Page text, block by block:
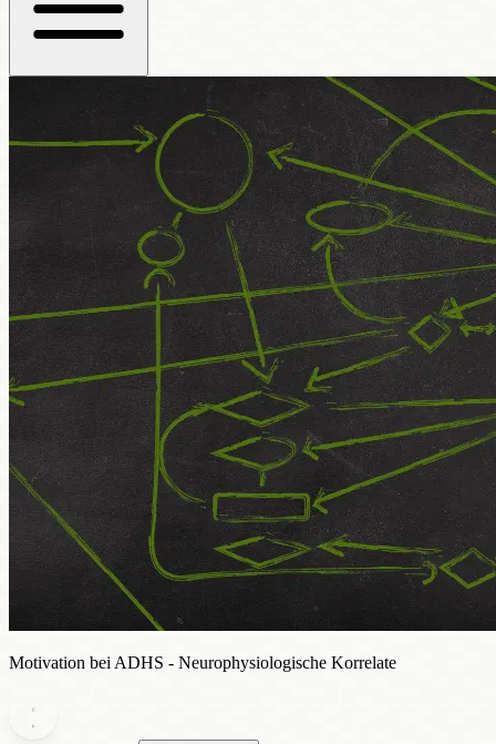
Motivation bei ADHS - Neurophysiologische Korrelate